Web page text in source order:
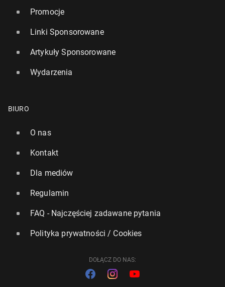
Promocje
Linki Sponsorowane
Artykuły Sponsorowane
Wydarzenia
BIURO
O nas
Kontakt
Dla mediów
Regulamin
FAQ - Najczęściej zadawane pytania
Polityka prywatności / Cookies
DOŁĄCZ DO NAS: